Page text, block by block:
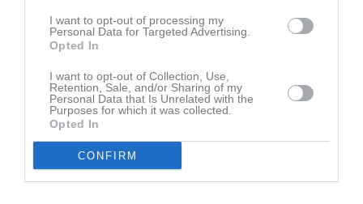
I want to opt-out of processing my
Personal Data for Targeted Advertising.
Opted In
I want to opt-out of Collection, Use,
Retention, Sale, and/or Sharing of my
Personal Data that Is Unrelated with the
Purposes for which it was collected.
Opted In
CONFIRM
Hör av er i så fall//Agneta
Rapportera
Kristin Lundmark
Tack själva! 💪👊🙏Kolla gärna in bilder och video från
dagen.
Rapportera
Anna-Carin Aldén